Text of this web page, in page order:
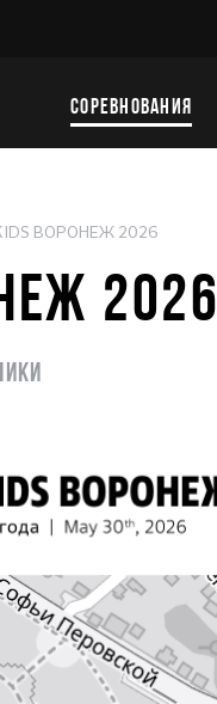
СОРЕВНОВАНИЯ
ВОРОНЕЖ 2026
2026